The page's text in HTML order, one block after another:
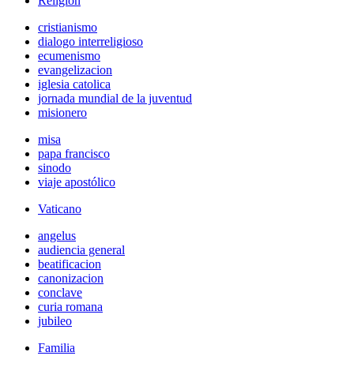
cristianismo
dialogo interreligioso
ecumenismo
evangelizacion
iglesia catolica
jornada mundial de la juventud
misionero
misa
papa francisco
sinodo
viaje apostólico
Vaticano
angelus
audiencia general
beatificacion
canonizacion
conclave
curia romana
jubileo
Familia